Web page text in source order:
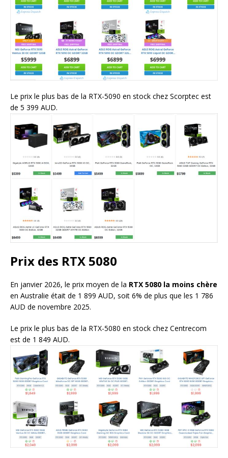
Le prix le plus bas de la RTX-5090 en stock chez Scorptec est
de 5 399 AUD.
Prix des RTX 5080
En janvier 2026, le prix moyen de la RTX 5080 la moins chère
en Australie était de 1 899 AUD, soit 6% de plus que les 1 786
AUD de novembre 2025.
Le prix le plus bas de la RTX-5080 en stock chez Centrecom
est de 1 849 AUD.